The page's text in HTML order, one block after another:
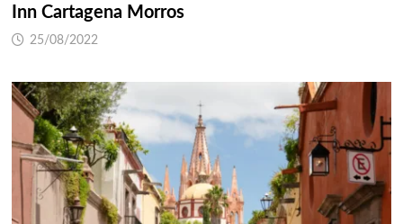
Inn Cartagena Morros
25/08/2022